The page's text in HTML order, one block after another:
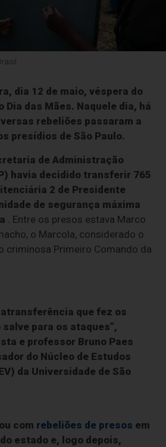
dia 12 de maio, véspera do
Dia das Mães. Naquele dia, há
rebeliões passaram a
presídios de São Paulo.
de Administração
havia decidido transferir 765
2 de Presidente
de segurança máxima
. Entre os presos estava Marco
o Marcola, considerado o
criminosa Primeiro Comando da
que fez os
para os ataques”,
e professor Bruno Paes
do Núcleo de Estudos
da Universidade de São
com rebeliões de presos em
estado e, logo depois,